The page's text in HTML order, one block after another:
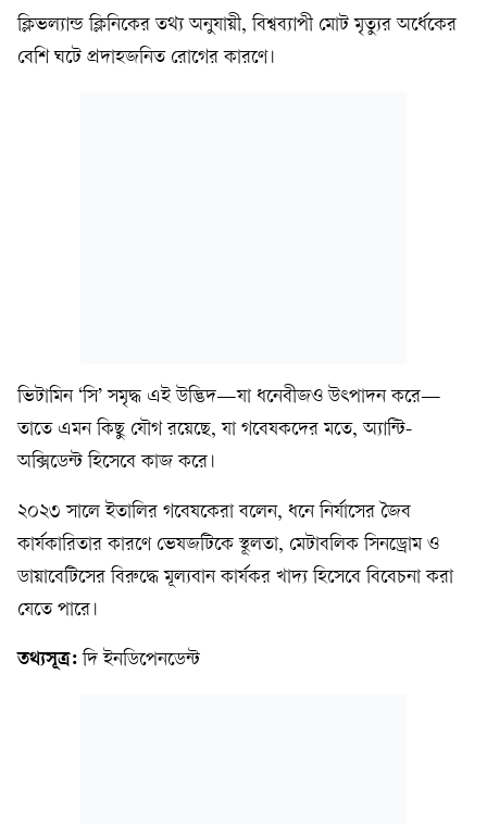
ক্লিভল্যান্ড ক্লিনিকের তথ্য অনুযায়ী, বিশ্বব্যাপী মোট মৃত্যুর অর্ধেকের
বেশি ঘটে প্রদাহজনিত রোগের কারণে।
ভিটামিন ‘সি’ সমৃদ্ধ এই উদ্ভিদ—যা ধনেবীজও উৎপাদন করে—
তাতে এমন কিছু যৌগ রয়েছে, যা গবেষকদের মতে, অ্যান্টি-
অক্সিডেন্ট হিসেবে কাজ করে।
২০২৩ সালে ইতালির গবেষকেরা বলেন, ধনে নির্যাসের জৈব
কার্যকারিতার কারণে ভেষজটিকে স্থূলতা, মেটাবলিক সিনড্রোম ও
ডায়াবেটিসের বিরুদ্ধে মূল্যবান কার্যকর খাদ্য হিসেবে বিবেচনা করা
যেতে পারে।
তথ্যসূত্র: দি ইনডিপেনডেন্ট